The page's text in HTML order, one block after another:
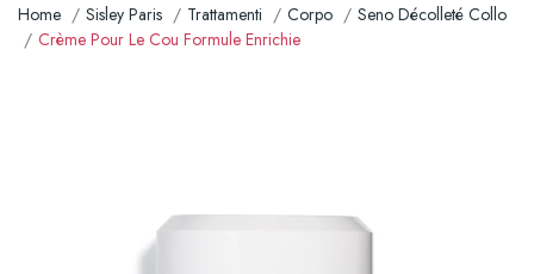
Home Sisley Paris Trattamenti Corpo
Seno Décolleté Collo
Crème Pour Le Cou Formule Enrichie